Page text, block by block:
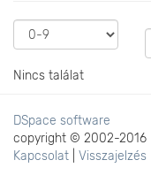
Nincs találat
DSpace software
copyright © 2002-2016
Kapcsolat
Visszajelzés